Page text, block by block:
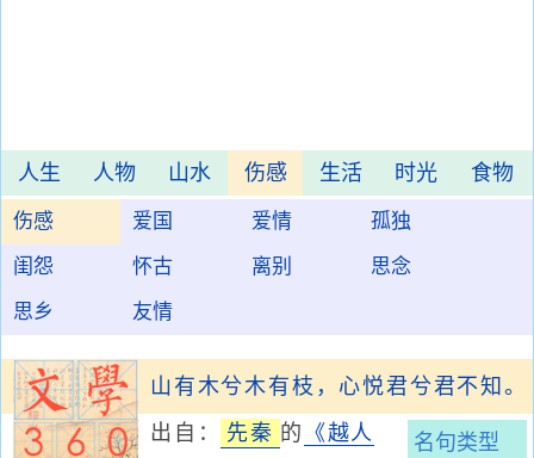
人生 人物 山水 伤感 生活 时光 食物
伤感 爱国 爱情
孤独
闺怨
怀古 离别
思念
思乡
友情
山有木兮木有枝，心悦君兮君不知。
名句类型
出自： 先秦 的 《越人